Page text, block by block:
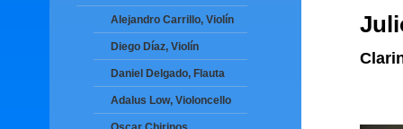
Alejandro Carrillo, Violín
Diego Díaz, Violín
Daniel Delgado, Flauta
Adalus Low, Violoncello